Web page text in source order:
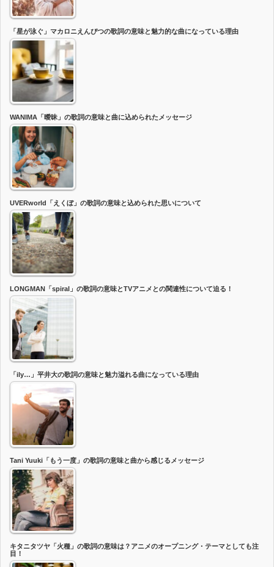
「星が泳ぐ」マカロニえんぴつの歌詞の意味と魅力的な曲になっている理由
WANIMA「曖昧」の歌詞の意味と曲に込められたメッセージ
UVERworld「えくぼ」の歌詞の意味と込められた思いについて
LONGMAN「spiral」の歌詞の意味とTVアニメとの関連性について迫る！
「ily…」平井大の歌詞の意味と魅力溢れる曲になっている理由
Tani Yuuki「もう一度」の歌詞の意味と曲から感じるメッセージ
キタニタツヤ「火種」の歌詞の意味は？アニメのオープニング・テーマとしても注
目！